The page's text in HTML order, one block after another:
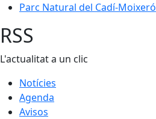
Parc Natural del Cadí-Moixeró
RSS
L'actualitat a un clic
Notícies
Agenda
Avisos